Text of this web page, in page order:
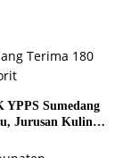
Sumedang
Jurusan Kuliner